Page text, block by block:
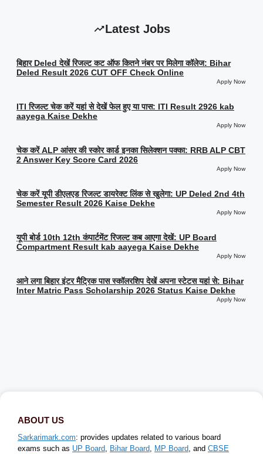
Latest Jobs
बिहार Deled देखें रिजल्ट कट ऑफ कितने नंबर पर मिलेगा कॉलेज: Bihar
Deled Result 2026 CUT OFF Check Online
Apply Now
ITI रिजल्ट चेक करें यहां से देखें फेल हुए या पास: ITI Result 2926 kab
aayega Kaise Dekhe
Apply Now
चेक करें ALP आंसर की स्कोर कार्ड इनका सिलेक्शन पक्का: RRB ALP CBT
2 Answer Key Score Card 2026
Apply Now
चेक करें यूपी डीएलएड रिजल्ट डायरेक्ट लिंक से खुलेगा: UP Deled 2nd 4th
Semester Result 2026 Kaise Dekhe
Apply Now
यूपी बोर्ड 10th 12th कंपार्टमेंट रिजल्ट कब आएगा देखें: UP Board
Compartment Result kab aayega Kaise Dekhe
Apply Now
आने लगा बिहार इंटर मैट्रिक पास स्कॉलरशिप देखें अपना स्टेटस यहां से: Bihar
Inter Matric Pass Scholarship 2026 Status Kaise Dekhe
Apply Now
ABOUT US
Sarkarimark.com: provides updates related to various board
exams such as UP Board Bihar Board MP Board , and CBSE